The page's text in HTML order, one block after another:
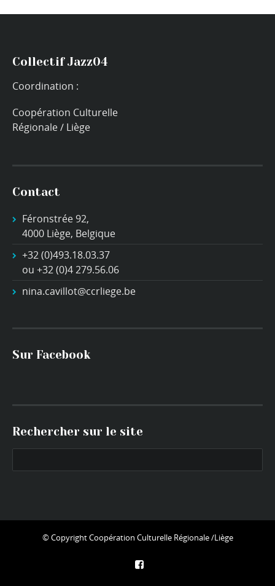
Collectif Jazz04
Coordination :
Coopération Culturelle
Régionale / Liège
Contact
Féronstrée 92,
4000 Liège, Belgique
+32 (0)493.18.03.37
ou +32 (0)4 279.56.06
nina.cavillot@ccrliege.be
Sur Facebook
Rechercher sur le site
© CopyrightCoopération Culturelle Régionale /Liège